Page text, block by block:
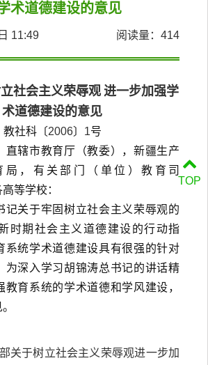
术道德建设的意见
24日 11:49 阅读量： 414
社会主义荣辱观 进一步加强学
术道德建设的意见
教社科〔2006〕 1号
直辖市教育厅（教委），新疆生产
局，有关部门（单位）教育司
等学校：
关于牢固树立社会主义荣辱观的
时期社会主义道德建设的行动指
系统学术道德建设具有很强的针对
为深入学习胡锦涛总书记的讲话精
教育系统的学术道德和学风建设，
部关于树立社会主义荣辱观进一步加
TOP